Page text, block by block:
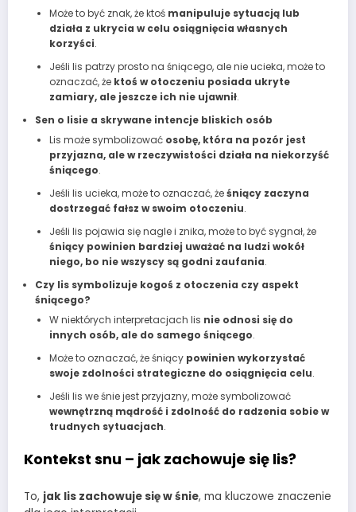
Może to być znak, że ktoś manipuluje sytuacją lub
działa z ukrycia w celu osiągnięcia własnych
korzyści.
Jeśli lis patrzy prosto na śniącego, ale nie ucieka, może to
oznaczać, że ktoś w otoczeniu posiada ukryte
zamiary, ale jeszcze ich nie ujawnił.
Sen o lisie a skrywane intencje bliskich osób
Lis może symbolizować osobę, która na pozór jest
przyjazna, ale w rzeczywistości działa na niekorzyść
śniącego.
Jeśli lis ucieka, może to oznaczać, żeśniący zaczyna
dostrzegać fałsz w swoim otoczeniu.
Jeśli lis pojawia się nagle i znika, może to być sygnał, że
śniący powinien bardziej uważać na ludzi wokół
niego, bo nie wszyscy są godni zaufania.
Czy lis symbolizuje kogoś z otoczenia czy aspekt
śniącego?
W niektórych interpretacjach lis nie odnosi się do
innych osób, ale do samego śniącego.
Może to oznaczać, że śniący powinien wykorzystać
swoje zdolności strategiczne do osiągnięcia celu.
Jeśli lis we śnie jest przyjazny, może symbolizować
wewnętrzną mądrość i zdolność do radzenia sobie w
trudnych sytuacjach.
Kontekst snu – jak zachowuje się lis?
To, jak lis zachowuje się w śnie, ma kluczowe znaczenie